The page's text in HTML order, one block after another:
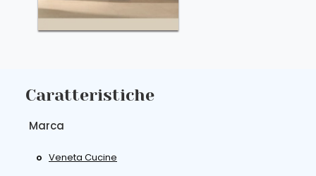
Caratteristiche
Marca
Veneta Cucine